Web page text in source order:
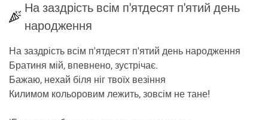
На заздрість всім п'ятдесят п'ятий день
народження
На заздрість всім п'ятдесят п'ятий день народження
Братиня мій, впевнено, зустрічає.
Бажаю, нехай біля ніг твоїх везіння
Килимом кольоровим лежить, зовсім не тане!